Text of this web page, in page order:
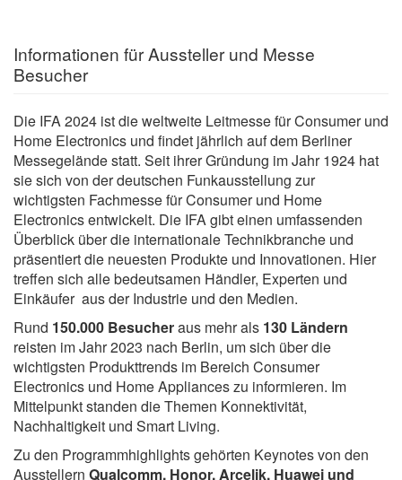
Informationen für Aussteller und Messe
Besucher
Die IFA 2024 ist die weltweite Leitmesse für Consumer und
Home Electronics und findet jährlich auf dem Berliner
Messegelände statt. Seit ihrer Gründung im Jahr 1924 hat
sie sich von der deutschen Funkausstellung zur
wichtigsten Fachmesse für Consumer und Home
Electronics entwickelt. Die IFA gibt einen umfassenden
Überblick über die internationale Technikbranche und
präsentiert die neuesten Produkte und Innovationen. Hier
treffen sich alle bedeutsamen Händler, Experten und
Einkäufer aus der Industrie und den Medien.
Rund 150.000 Besucheraus mehr als 130 Ländern
reisten im Jahr 2023 nach Berlin, um sich über die
wichtigsten Produkttrends im Bereich Consumer
Electronics und Home Appliances zu informieren. Im
Mittelpunkt standen die Themen Konnektivität,
Nachhaltigkeit und Smart Living.
Zu den Programmhighlights gehörten Keynotes von den
Ausstellern Qualcomm, Honor, Arçelik, Huawei und